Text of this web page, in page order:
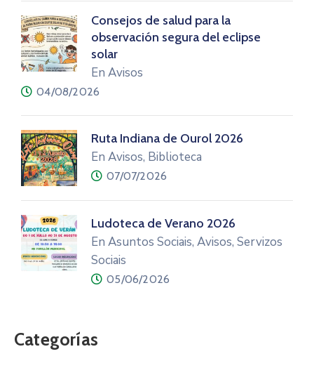
Consejos de salud para la
observación segura del eclipse
solar
En Avisos
04/08/2026
Ruta Indiana de Ourol 2026
En Avisos, Biblioteca
07/07/2026
Ludoteca de Verano 2026
En Asuntos Sociais, Avisos, Servizos
Sociais
05/06/2026
Categorías